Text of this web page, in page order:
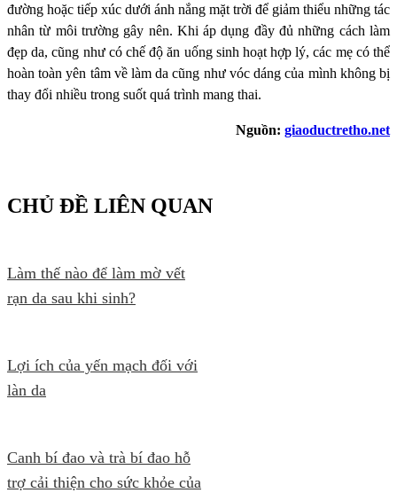
đường hoặc tiếp xúc dưới ánh nắng mặt trời để giảm thiểu những tác
nhân từ môi trường gây nên. Khi áp dụng đầy đủ những cách làm
đẹp da, cũng như có chế độ ăn uống sinh hoạt hợp lý, các mẹ có thể
hoàn toàn yên tâm về làm da cũng như vóc dáng của mình không bị
thay đổi nhiều trong suốt quá trình mang thai.
Nguồn: giaoductretho.net
CHỦ ĐỀ LIÊN QUAN
Làm thế nào để làm mờ vết
rạn da sau khi sinh?
Lợi ích của yến mạch đối với
làn da
Canh bí đao và trà bí đao hỗ
trợ cải thiện cho sức khỏe của